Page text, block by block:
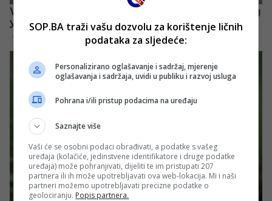
SOP.BA traži vašu dozvolu za korištenje ličnih
podataka za sljedeće:
Personalizirano oglašavanje i sadržaj, mjerenje
oglašavanja i sadržaja, uvidi u publiku i razvoj usluga
Pohrana i/ili pristup podacima na uređaju
Saznajte više
Vaši će se osobni podaci obrađivati, a podatke s vašeg
uređaja (kolačiće, jedinstvene identifikatore i druge podatke
uređaja) može pohranjivati, dijeliti te im pristupati 207
partnera ili ih može upotrebljavati ova web-lokacija. Mi i naši
partneri možemo upotrebljavati precizne podatke o
geolociranju. Popis partnera.